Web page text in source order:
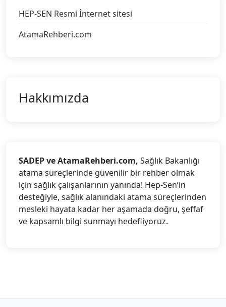
HEP-SEN Resmi İnternet sitesi
AtamaRehberi.com
Hakkımızda
SADEP ve AtamaRehberi.com, Sağlık Bakanlığı
atama süreçlerinde güvenilir bir rehber olmak
için sağlık çalışanlarının yanında! Hep-Sen’in
desteğiyle, sağlık alanındaki atama süreçlerinden
mesleki hayata kadar her aşamada doğru, şeffaf
ve kapsamlı bilgi sunmayı hedefliyoruz.